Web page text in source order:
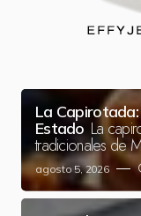
La
Estado La
tradicionales de
agosto 5, 2026